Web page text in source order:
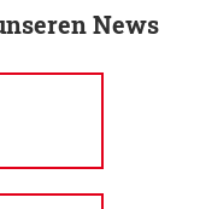
News